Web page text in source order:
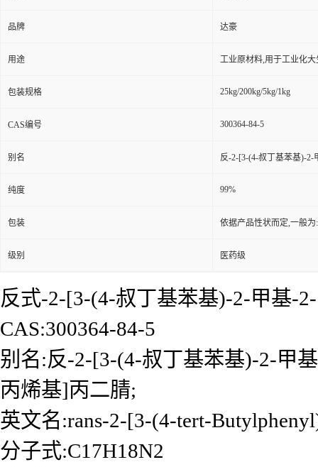
品牌 达豪
用途 工业原材料,用于工业化大
包装规格 25kg/200kg/5kg/1kg
CAS编号 300364-84-5
别名 反-2-[3-(4-叔丁基苯基)-
纯度 99%
包装 依据产品性状而定,一般
级别 医药级
反式-2-[3-(4-叔丁基苯基)-2-甲基-
CAS:300364-84-5
别名:反-2-[3-(4-叔丁基苯基)-2-甲
丙烯基]丙二腈;
英文名:rans-2-[3-(4-tert-
分子式:C17H18N2